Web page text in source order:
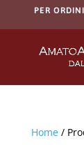
PER
Home/